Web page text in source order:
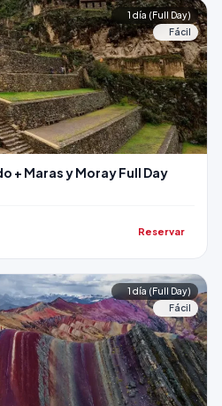
1 día (Full Day)
Fácil
+ Maras y Moray Full Day
Reservar
1 día (Full Day)
Fácil